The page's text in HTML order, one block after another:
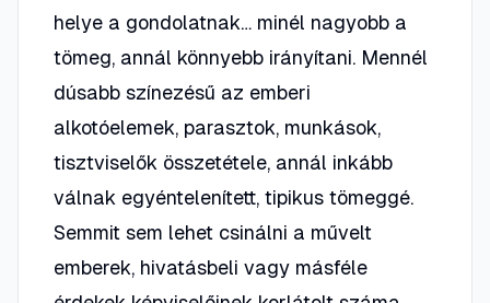
helye a gondolatnak… minél nagyobb a
tömeg, annál könnyebb irányítani. Mennél
dúsabb színezésű az emberi
alkotóelemek, parasztok, munkások,
tisztviselők összetétele, annál inkább
válnak egyéntelenített, tipikus tömeggé.
Semmit sem lehet csinálni a művelt
emberek, hivatásbeli vagy másféle